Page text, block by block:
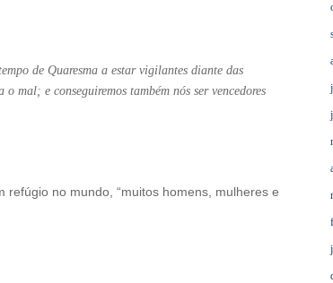
de Quaresma a estar vigilantes diante das
mal; e conseguiremos também nós ser vencedores
no mundo, “muitos homens, mulheres e